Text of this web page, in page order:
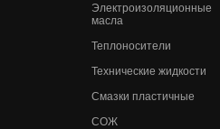
Электроизоляционные
масла
Теплоносители
Технические жидкости
Смазки пластичные
СОЖ